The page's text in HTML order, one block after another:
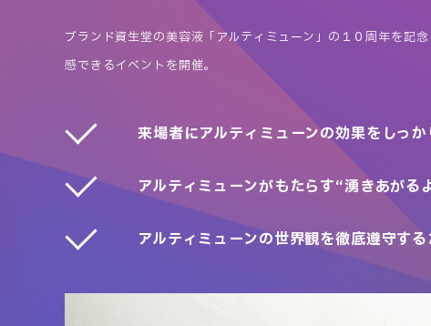
ブランド資生堂の美容液「アルティミューン」の１０周年を記
感できるイベントを開催。
来場者にアルティミューンの効果をしっ
アルティミューンがもたらす“湧きあが
アルティミューンの世界観を徹底遵守す